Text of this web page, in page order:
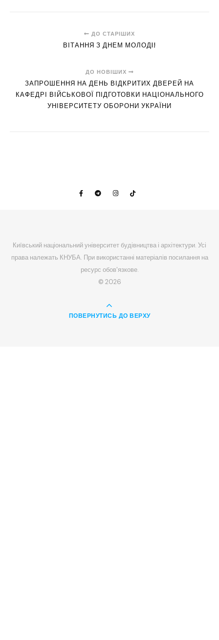
ДО СТАРІШИХ
ВІТАННЯ З ДНЕМ МОЛОДI!
ДО НОВІШИХ
ЗАПРОШЕННЯ НА ДЕНЬ ВІДКРИТИХ ДВЕРЕЙ НА
КАФЕДРІ ВІЙСЬКОВОЇ ПІДГОТОВКИ НАЦІОНАЛЬНОГО
УНІВЕРСИТЕТУ ОБОРОНИ УКРАЇНИ
Київський національний університет будівництва і архітектури. Усі
права належать КНУБА. При використанні матеріалів посилання на
ресурс обов'язкове.
© 2026
ПОВЕРНУТИСЬ ДО ВЕРХУ